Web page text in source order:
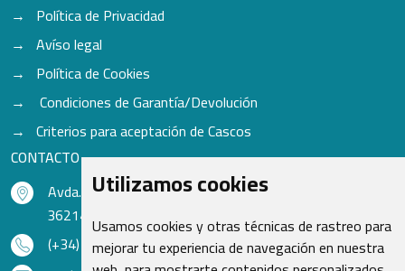
Utilizamos cookies
Usamos cookies y otras técnicas de rastreo para
mejorar tu experiencia de navegación en nuestra
Política de Privacidad
Avíso legal
Política de Cookies
Condiciones de Garantía/Devolución
Criterios para aceptación de Cascos
CONTACTO
Avda. do Freixo - Sardoma, 13
36214 Vigo - Pontevedra - España
(+34) 986 48 16 33